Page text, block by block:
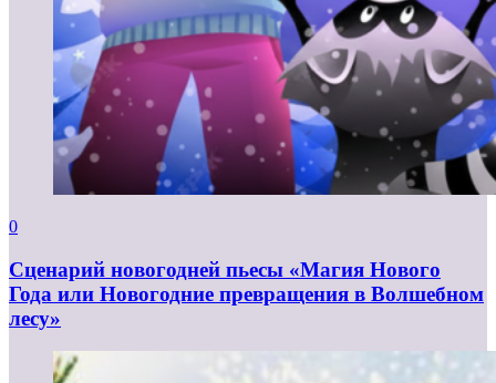
0
Сценарий новогодней пьесы «Магия Нового
Года или Новогодние превращения в Волшебном
лесу»